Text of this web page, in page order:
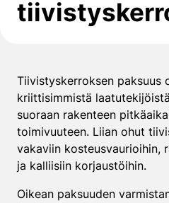
Tiivistyskerroksen paksuus
kriittisimmistä
suoraan rakenteen
toimivuuteen. Liian ohut
vakaviin kosteusvaurioihin,
ja kalliisiin korjaustöihin.
Oikean paksuuden